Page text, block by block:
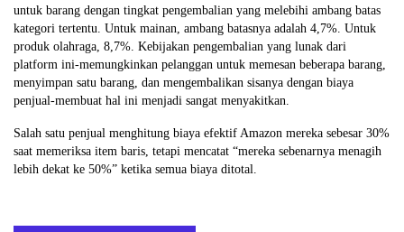
untuk barang dengan tingkat pengembalian yang melebihi ambang batas
kategori tertentu. Untuk mainan, ambang batasnya adalah 4,7%. Untuk
produk olahraga, 8,7%. Kebijakan pengembalian yang lunak dari
platform ini-memungkinkan pelanggan untuk memesan beberapa barang,
menyimpan satu barang, dan mengembalikan sisanya dengan biaya
penjual-membuat hal ini menjadi sangat menyakitkan.
Salah satu penjual menghitung biaya efektif Amazon mereka sebesar 30%
saat memeriksa item baris, tetapi mencatat “mereka sebenarnya menagih
lebih dekat ke 50%” ketika semua biaya ditotal.